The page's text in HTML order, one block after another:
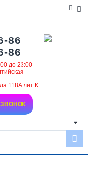
86
86
до 23:00
118А лит К